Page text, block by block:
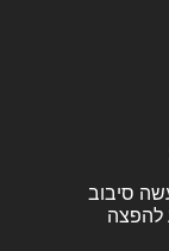
סיבוב
להפצה